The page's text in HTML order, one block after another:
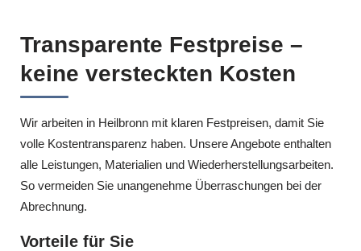
Transparente Festpreise –
keine versteckten Kosten
Wir arbeiten in Heilbronn mit klaren Festpreisen, damit Sie
volle Kostentransparenz haben. Unsere Angebote enthalten
alle Leistungen, Materialien und Wiederherstellungsarbeiten.
So vermeiden Sie unangenehme Überraschungen bei der
Abrechnung.
Vorteile für Sie